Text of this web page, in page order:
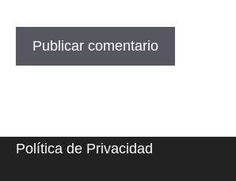
Política de Privacidad